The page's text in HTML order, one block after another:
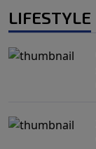
LIFESTYLE